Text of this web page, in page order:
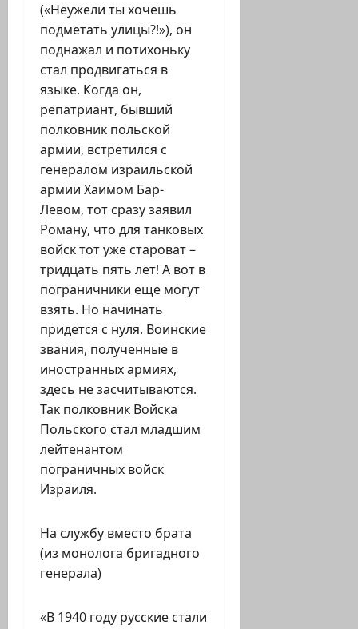
(«Неужели ты хочешь
подметать улицы?!»), он
поднажал и потихоньку
стал продвигаться в
языке. Когда он,
репатриант, бывший
полковник польской
армии, встретился с
генералом израильской
армии Хаимом Бар-
Левом, тот сразу заявил
Роману, что для танковых
войск тот уже староват –
тридцать пять лет! А вот в
пограничники еще могут
взять. Но начинать
придется с нуля. Воинские
звания, полученные в
иностранных армиях,
здесь не засчитываются.
Так полковник Войска
Польского стал младшим
лейтенантом
пограничных войск
Израиля.
На службу вместо брата
(из монолога бригадного
генерала)
«В 1940 году русские стали